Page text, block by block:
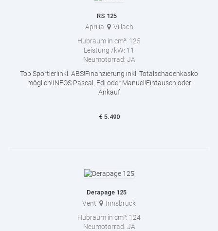
RS 125
Aprilia
Villach
Hubraum in cm³: 125
Leistung /kW: 11
Neumotorrad: JA
Top Sportler!inkl. ABS!Finanzierung inkl. Totalschadenkasko
möglich!INFOS:Pascal, Edi oder Manuel!Eintausch oder
Ankauf
€ 5.490
Derapage 125
Vent
Innsbruck
Hubraum in cm³: 124
Neumotorrad: JA